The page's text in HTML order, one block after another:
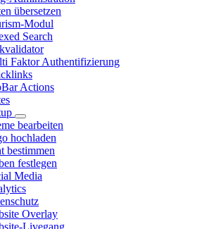
übersetzen
Modul
Search
Faktor Authentifizierung
Actions
bearbeiten
hochladen
bestimmen
festlegen
Media
Overlay
Livegang